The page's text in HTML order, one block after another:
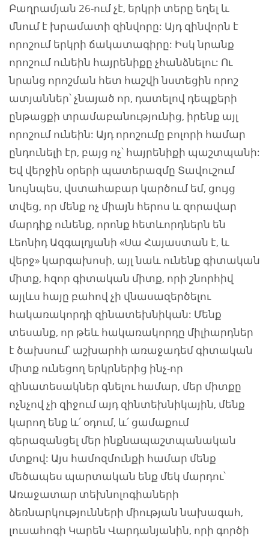
Բաղրամյան 26-ում չէ, երկրի տերը եղել և
մնում է խրամատի զինվորը: Այդ զինվորն է
որոշում երկրի ճակատագիրը: Իսկ նրանք
որոշում ունեին հայրենիքը չհանձնելու: Ու
նրանց որոշման հետ հաշվի նստեցին որոշ
ատյաններ՝ չնայած որ, դատելով դեպքերի
ընթացքի տրամաբանությունից, իրենք այլ
որոշում ունեին: Այդ որոշումը բոլորի համար
ընդունելի էր, բայց ոչ՝ հայրենիքի պաշտպանի:
Եվ վերջին օրերի պատերազմը Տավուշում
նույնպես, վստահաբար կարծում եմ, ցույց
տվեց, որ մենք ոչ միայն հերոս և զորավար
մարդիք ունենք, որոնք հետևորդներն են
Լեոնիդ Ազգալդյանի «Սա Հայաստան է, և
վերջ» կարգախոսի, այլ նաև ունենք գիտական
միտք, հզոր գիտական միտք, որի շնորհիվ
այլևս հայը բահով չի վնասազերծելու
հակառակորդի զինատեխնիկան: Մենք
տեսանք, որ թեև հակառակորդը միլիարդներ
է ծախսում՝ աշխարհի առաջադեմ գիտական
միտք ունեցող երկրներից ինչ-որ
զինատեսակներ գնելու համար, մեր միտքը
ոչնչով չի զիջում այդ զինտեխնիկային, մենք
կարող ենք և՛ օդում, և՛ ցամաքում
գերազանցել մեր ինքնապաշտպանական
մտքով: Այս համոզմունքի համար մենք
մեծապես պարտական ենք մեկ մարդու՝
Առաջատար տեխնոլոգիաների
ձեռնարկությունների միության նախագահ,
լուսահոգի Կարեն Վարդանյանին, որի գործի